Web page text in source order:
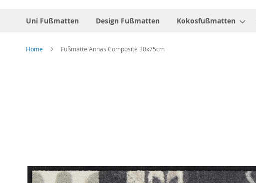
Uni Fußmatten Design Fußmatten Kokosfußmatten
Home Fußmatte Annas Composite 30x75cm